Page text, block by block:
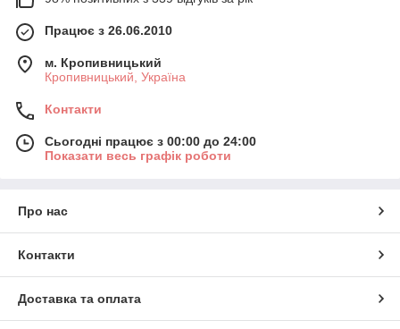
Працює з 26.06.2010
м. Кропивницький
Кропивницький, Україна
Контакти
Сьогодні працює з 00:00 до 24:00
Показати весь графік роботи
Про нас
Контакти
Доставка та оплата